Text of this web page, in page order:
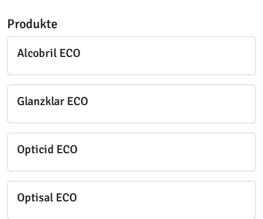
Produkte
Alcobril ECO
Glanzklar ECO
Opticid ECO
Optisal ECO